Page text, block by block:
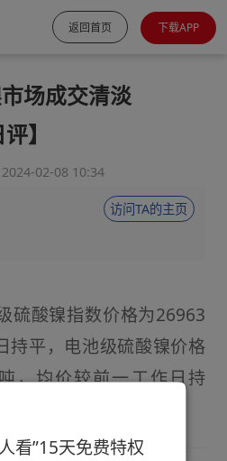
返回首页 下载APP
场成交清淡
】
02-08 10:34
访问TA的主页
硫酸镍指数价格为26963
持平，电池级硫酸镍价格
，均价较前一工作日持
看”15天免费特权